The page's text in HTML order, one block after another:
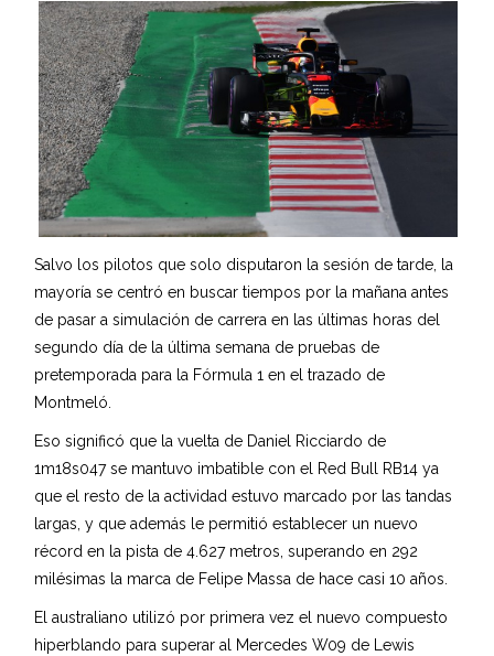
link
Author
page.
other
works.
admin
Salvo los pilotos que solo disputaron la sesión de tarde, la
mayoría se centró en buscar tiempos por la mañana antes
de pasar a simulación de carrera en las últimas horas del
segundo día de la última semana de pruebas de
pretemporada para la Fórmula 1 en el trazado de
Montmeló.
Eso significó que la vuelta de Daniel Ricciardo de
1m18s047 se mantuvo imbatible con el Red Bull RB14 ya
que el resto de la actividad estuvo marcado por las tandas
largas, y que además le permitió establecer un nuevo
récord en la pista de 4.627 metros, superando en 292
milésimas la marca de Felipe Massa de hace casi 10 años.
El australiano utilizó por primera vez el nuevo compuesto
hiperblando para superar al Mercedes W09 de Lewis